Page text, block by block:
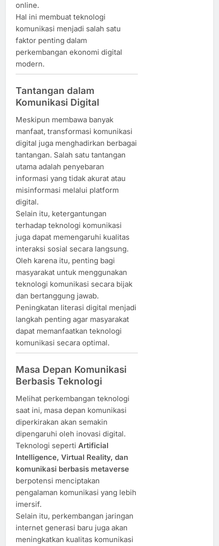
online.
Hal ini membuat teknologi
komunikasi menjadi salah satu
faktor penting dalam
perkembangan ekonomi digital
modern.
Tantangan dalam
Komunikasi Digital
Meskipun membawa banyak
manfaat, transformasi komunikasi
digital juga menghadirkan berbagai
tantangan. Salah satu tantangan
utama adalah penyebaran
informasi yang tidak akurat atau
misinformasi melalui platform
digital.
Selain itu, ketergantungan
terhadap teknologi komunikasi
juga dapat memengaruhi kualitas
interaksi sosial secara langsung.
Oleh karena itu, penting bagi
masyarakat untuk menggunakan
teknologi komunikasi secara bijak
dan bertanggung jawab.
Peningkatan literasi digital menjadi
langkah penting agar masyarakat
dapat memanfaatkan teknologi
komunikasi secara optimal.
Masa Depan Komunikasi
Berbasis Teknologi
Melihat perkembangan teknologi
saat ini, masa depan komunikasi
diperkirakan akan semakin
dipengaruhi oleh inovasi digital.
Teknologi seperti Artificial
Intelligence, Virtual Reality, dan
komunikasi berbasis metaverse
berpotensi menciptakan
pengalaman komunikasi yang lebih
imersif.
Selain itu, perkembangan jaringan
internet generasi baru juga akan
meningkatkan kualitas komunikasi